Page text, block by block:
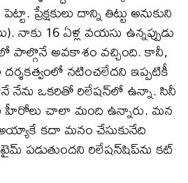
ప్రేక్షకులు దాన్ని తిట్టు అనుకుని
నాకు 16 ఏళ్ల వయసు ఉన్నప్పుడు
పాల్గొనే అవకాశం వచ్చింది. కానీ,
దర్శకత్వంలో నటించలేదని ఇప్పటికీ
నేను ఒకరితో రిలేషన్‌లో ఉన్నా. సినీ
హీరోలు చాలా మంది ఉన్నారు. మన
కదా మనం చేసుకునేది
పడుతుందని రిలేషన్‌షిప్‌ను కట్‌